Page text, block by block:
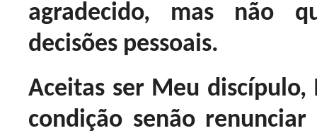
agradecido, mas não
decisões pessoais.
Aceitas ser Meu
condição senão